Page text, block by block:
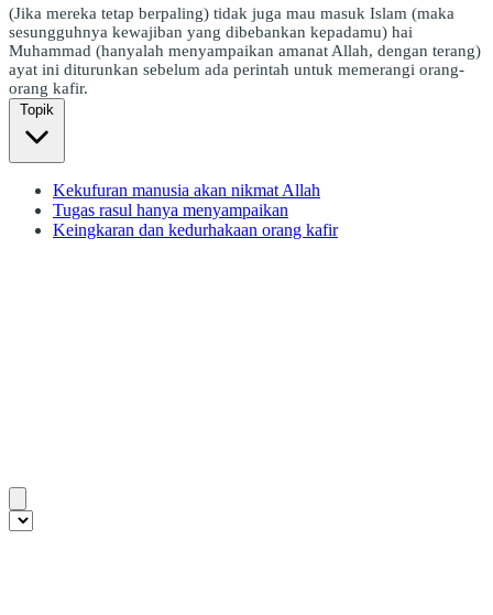
(Jika mereka tetap berpaling) tidak juga mau masuk Islam (maka
sesungguhnya kewajiban yang dibebankan kepadamu) hai
Muhammad (hanyalah menyampaikan amanat Allah, dengan terang)
ayat ini diturunkan sebelum ada perintah untuk memerangi orang-
orang kafir.
Topik
Kekufuran manusia akan nikmat Allah
Tugas rasul hanya menyampaikan
Keingkaran dan kedurhakaan orang kafir